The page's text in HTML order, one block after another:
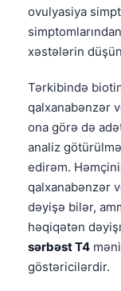
ovulyasiya
xəstələrin
Tərkibində
qalxanabənzər
ona görə də
analiz
edirəm.
qalxanabənzər
dəyişə bilər,
həqiqətən
sərbəst T4
göstəricilərdir.
كوردی‎
پښتو
سنڌي
සිංහල
অসমীয়া
Galego
Latviešu
Euskara
Gàidhlig
Occitan